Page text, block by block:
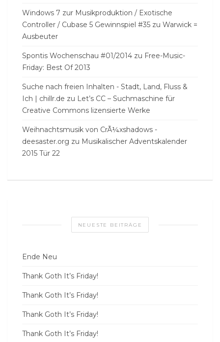
Windows 7 zur Musikproduktion / Exotische
Controller / Cubase 5 Gewinnspiel #35 zu Warwick =
Ausbeuter
Spontis Wochenschau #01/2014 zu Free-Music-
Friday: Best Of 2013
Suche nach freien Inhalten - Stadt, Land, Fluss &
Ich | chillr.de zu Let’s CC – Suchmaschine für
Creative Commons lizensierte Werke
Weihnachtsmusik von CrÃ¼xshadows -
deesaster.org zu Musikalischer Adventskalender
2015 Tür 22
NEUESTE BEITRÄGE
Ende Neu
Thank Goth It’s Friday!
Thank Goth It’s Friday!
Thank Goth It’s Friday!
Thank Goth It’s Friday!